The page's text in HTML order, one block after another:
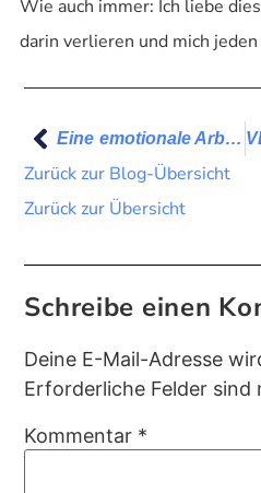
Wie auch immer: Ich liebe
darin verlieren und mich
Eine emotionale Arbeit
Zurück zur Blog-Übersicht
Zurück zur Übersicht
Schreibe einen
Deine E-Mail-Adresse
Erforderliche Felder sind
Kommentar *